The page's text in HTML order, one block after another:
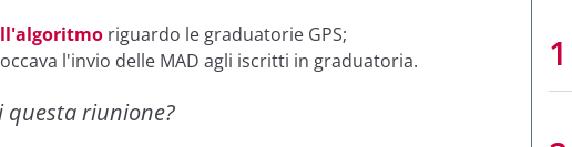
riguardo le graduatorie GPS;
l'invio delle MAD agli iscritti in graduatoria.
riunione?